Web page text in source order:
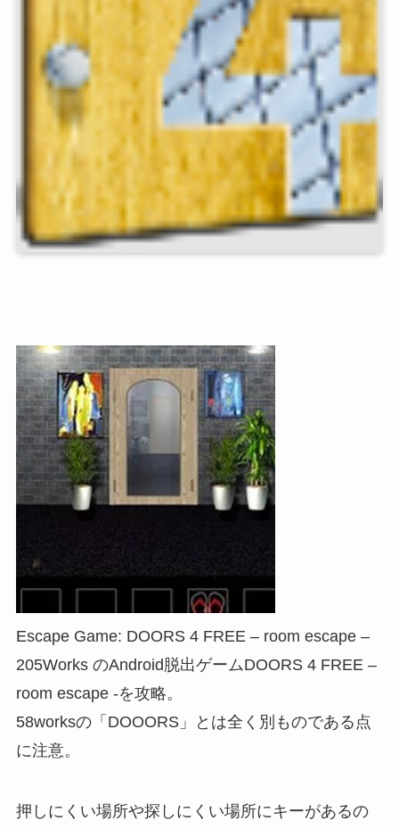
Escape Game: DOORS 4 FREE – room escape –
205Works のAndroid脱出ゲームDOORS 4 FREE –
room escape -を攻略。
58worksの「DOOORS」とは全く別ものである点
に注意。
押しにくい場所や探しにくい場所にキーがあるの